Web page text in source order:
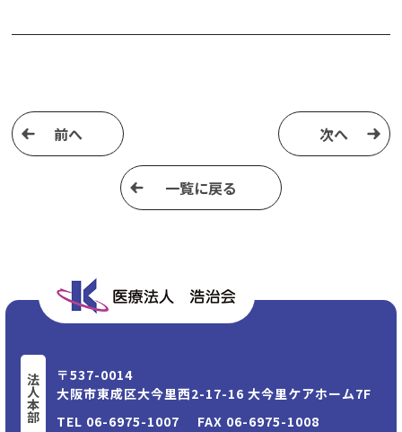
前へ
⼀覧に戻る
次へ
法人本部
〒537-0014
大阪市東成区大今里⻄2-17-16 大今里ケアホーム7F
TEL 06-6975-1007 FAX 06-6975-1008